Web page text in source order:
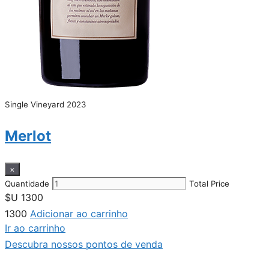
Single Vineyard 2023
Merlot
×
Quantidade
Total Price
$U 1300
1300 Adicionar ao carrinho
Ir ao carrinho
Descubra nossos pontos de venda